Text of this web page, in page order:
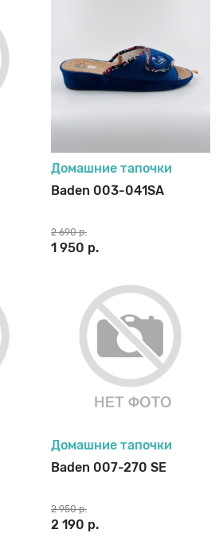
Домашние тапочки
Baden 003-041SA
1 950 р.
2 690 р.
Домашние тапочки
Baden 007-270 SE
2 190 р.
2 950 р.